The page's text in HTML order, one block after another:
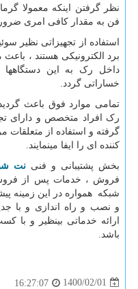
نظر گرفتن اینکه معمولا
فن به مقدار کافی امری
استفاده از تجهیزاتی نظیر
برد الکترونیکی هستند ،
داخل رک به این
خساراتی گردد.
تمامی موارد فوق باعث
رک افراد متخصص و دارای
گرفته و استفاده از متعلقات
کننده ای را ایفا مینمایند.
بخش پشتیبانی و فنی نت
فروش ، خدمات پس از فروش
شبکه همواره در این زمینه
و نصب و راه اندازی و با
ارائه خدماتی بینظیر و
باشد.
1400/02/01
16:27:07